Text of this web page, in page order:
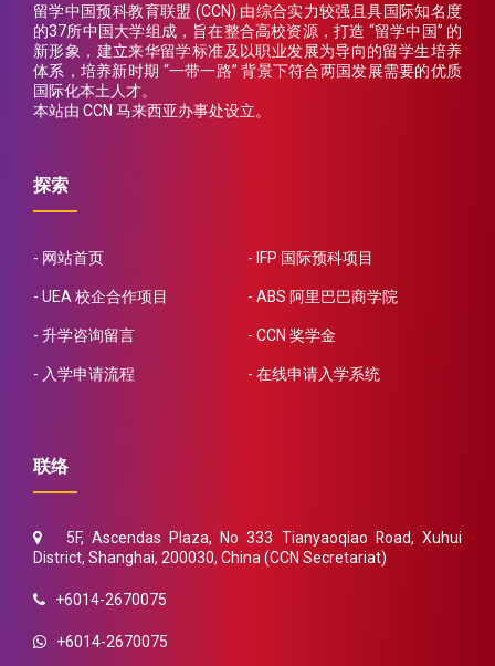
留学中国预科教育联盟 (CCN) 由综合实力较强且具国际知名度
的37所中国大学组成，旨在整合高校资源，打造 “留学中国” 的
新形象，建立来华留学标准及以职业发展为导向的留学生培养
体系，培养新时期 “一带一路” 背景下符合两国发展需要的优质
国际化本土人才。
本站由 CCN 马来西亚办事处设立。
探索
网站首页 IFP 国际预科项目
UEA 校企合作项目 ABS 阿里巴巴商学院
升学咨询留言 CCN 奖学金
入学申请流程 在线申请入学系统
联络
5F, Ascendas Plaza, No 333 Tianyaoqiao Road, Xuhui
District, Shanghai, 200030, China (CCN Secretariat)
+6014-2670075
+6014-2670075